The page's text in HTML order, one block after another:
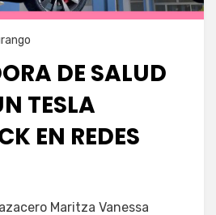
DE SALUD
TESLA
EN REDES
Servín
Maritza Vanessa